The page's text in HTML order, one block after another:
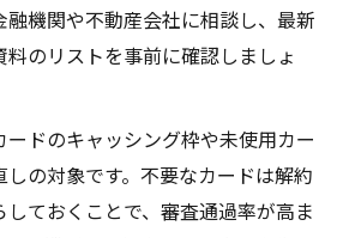
機関や不動産会社に相談し、最新
のリストを事前に確認しましょ
ードのキャッシング枠や未使用カー
しの対象です。不要なカードは解約
しておくことで、審査通過率が高ま